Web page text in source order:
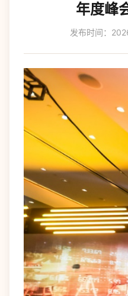
年度峰
发布时间：